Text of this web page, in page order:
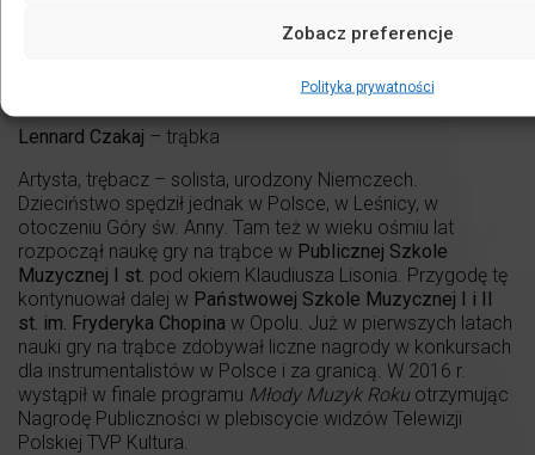
Zobacz preferencje
Polityka prywatności
Lennard Czakaj – trąbka
Artysta, trębacz – solista, urodzony Niemczech.
Dzieciństwo spędził jednak w Polsce, w Leśnicy, w
otoczeniu Góry św. Anny. Tam też w wieku ośmiu lat
rozpoczął naukę gry na trąbce w Publicznej Szkole
Muzycznej I st. pod okiem Klaudiusza Lisonia. Przygodę tę
kontynuował dalej w Państwowej Szkole Muzycznej I i II
st. im. Fryderyka Chopina w Opolu. Już w pierwszych latach
nauki gry na trąbce zdobywał liczne nagrody w konkursach
dla instrumentalistów w Polsce i za granicą. W 2016 r.
wystąpił w finale programu Młody Muzyk Rokuotrzymując
Nagrodę Publiczności w plebiscycie widzów Telewizji
Polskiej TVP Kultura.